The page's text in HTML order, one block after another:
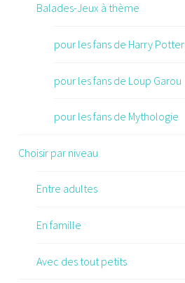
Balades-Jeux à thème
pour les fans de Harry Potter
pour les fans de Loup Garou
pour les fans de Mythologie
Choisir par niveau
Entre adultes
En famille
Avec des tout petits